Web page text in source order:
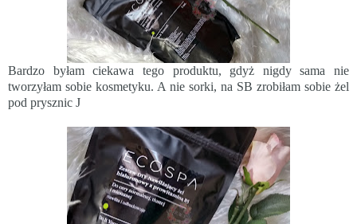
Bardzo byłam ciekawa tego produktu, gdyż nigdy sama nie
tworzyłam sobie kosmetyku. A nie sorki, na SB zrobiłam sobie żel
pod prysznic J